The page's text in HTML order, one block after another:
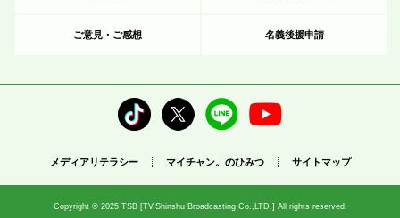
ご意見・ご感想 名義後援申請
メディアリテラシー マイチャン。のひみつ サイトマップ
Copyright © 2025 TSB [TV.Shinshu Broadcasting Co.,LTD.] All rights reserved.